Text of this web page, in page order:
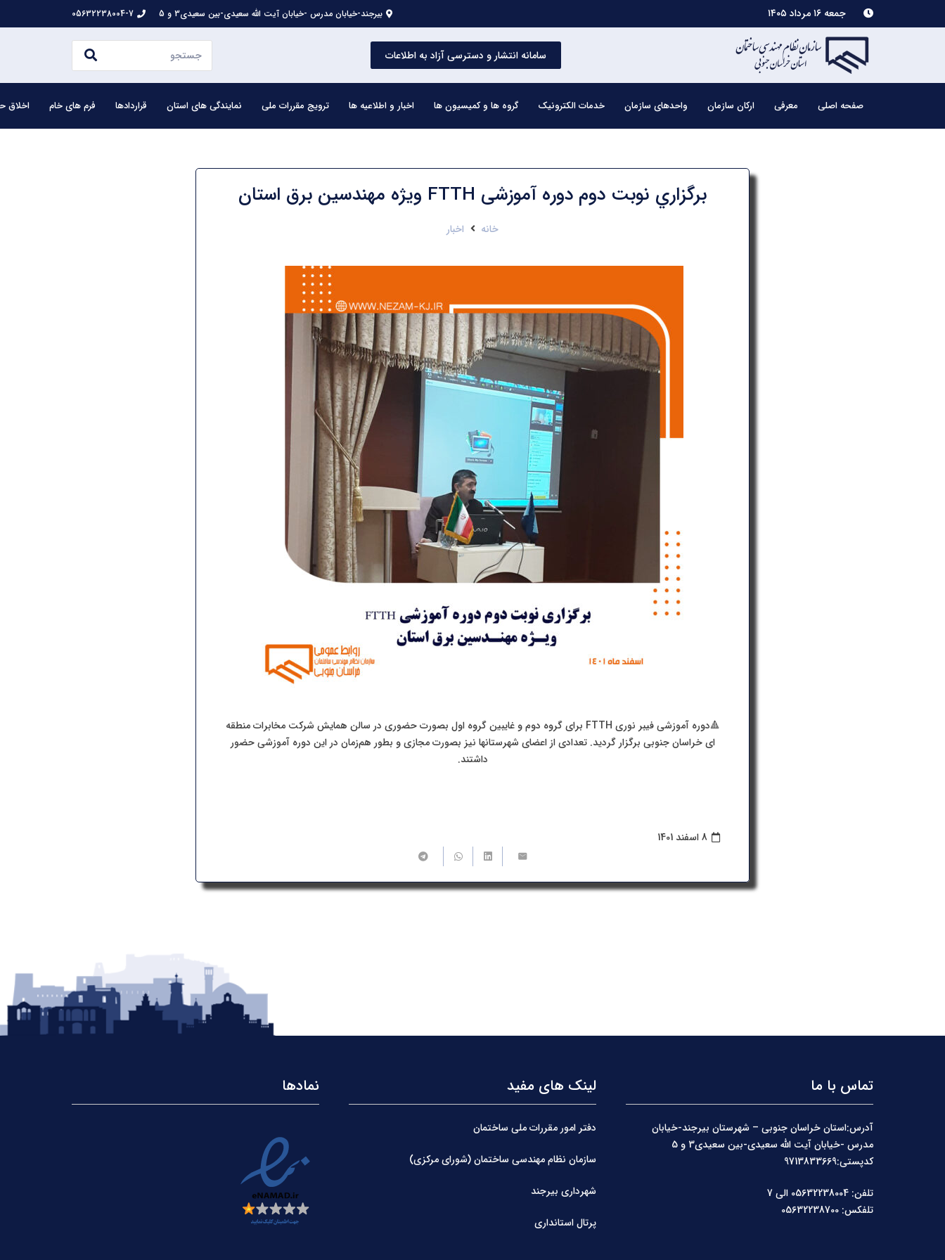
جمعه ۱۶ مرداد ۱۴۰۵ بیرجند-خیابان مدرس -خیابان آیت الله سعیدی-بین سعیدی3 و 5 05632238004-7
سامانه انتشار و دسترسی آزاد به اطلاعات
صفحه اصلی معرفی ارکان سازمان واحدهای سازمان خدمات الکترونیک گروه ها و کمیسیون ها اخبار و اطلاعیه ها ترویج مقررات ملی نمایندگی های استان قراردادها فرم های خام اخلاق
برگزاري نوبت دوم دوره آموزشی FTTH ویژه مهندسین برق استان
خانه اخبار
🔺دوره آموزشی فیبر نوری FTTH برای گروه دوم و غایبین گروه اول بصورت حضوری در سالن همایش شرکت مخابرات منطقه
ای خراسان جنوبی برگزار گردید. تعدادی از اعضای شهرستانها نیز بصورت مجازی و بطور هم‌زمان در این دوره آموزشی حضور
داشتند.
8 اسفند 1401
تماس با ما
آدرس:استان خراسان جنوبی – شهرستان بیرجند-خیابان
کدپستی:9713833669
تلفن: 05632238004 الی 7
تلفکس: 05632238700
لینک های مفید
دفتر امور مقررات ملی ساختمان
سازمان نظام مهندسی ساختمان (شورای مرکزی)
شهرداری بیرجند
پرتال استانداری
نمادها